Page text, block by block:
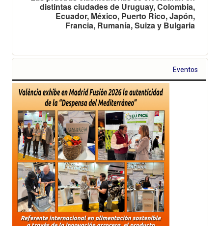
distintas ciudades de Uruguay, Colombia,
Ecuador, México, Puerto Rico, Japón,
Francia, Rumanía, Suiza y Bulgaria
Eventos